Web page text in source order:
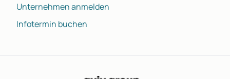
Unternehmen anmelden
Infotermin buchen